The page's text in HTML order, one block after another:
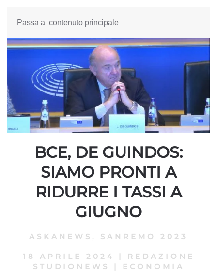
Passa al contenuto principale
BCE, DE GUINDOS:
SIAMO PRONTI A
RIDURRE I TASSI A
GIUGNO
ASKANEWS , SANREMO 2023
18 APRILE 2024
REDAZIONE
STUDIONEWS
ECONOMIA